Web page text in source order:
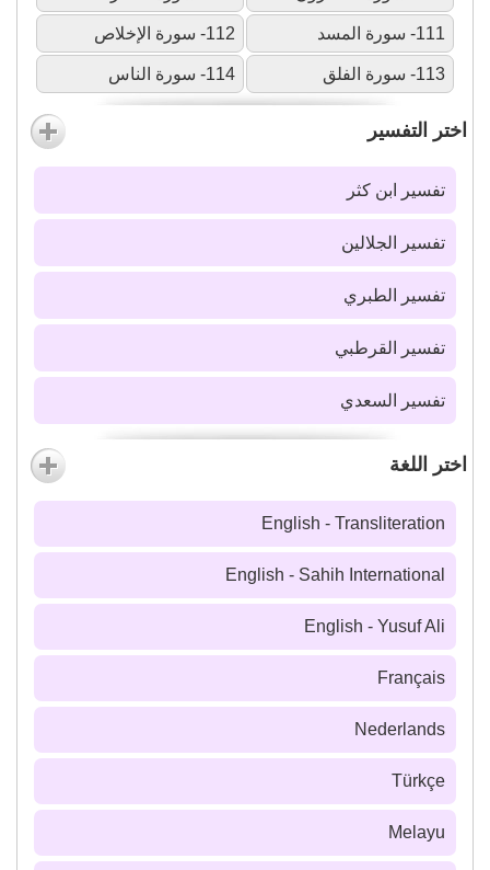
111- سورة المسد 112- سورة الإخلاص
113- سورة الفلق 114- سورة الناس
اختر التفسير
تفسير ابن كثر
تفسير الجلالين
تفسير الطبري
تفسير القرطبي
تفسير السعدي
اختر اللغة
English - Transliteration
English - Sahih International
English - Yusuf Ali
Français
Nederlands
Türkçe
Melayu